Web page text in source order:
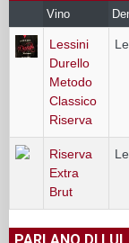
Vino
Lessini
Durello
Metodo
Classico
Riserva
Riserva
Extra
Brut
PARLANO DI LUI